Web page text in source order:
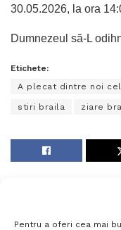
Pentru a oferi cea mai
30.05.2026, la ora
Dumnezeul să-L
Etichete:
A plecat dintre noi
stiri braila ziare